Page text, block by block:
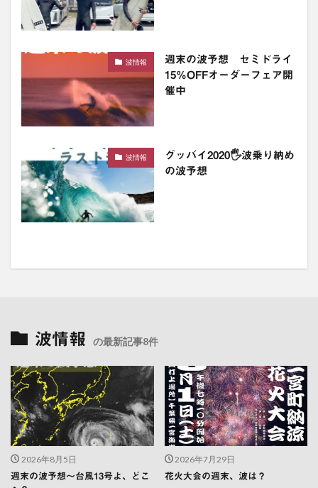
波情報
週末の波予想 セミドライ
15％OFFオーダーフェア開
催中
波情報
グッバイ2020🖐波乗り納め
の波予想
波情報 の最新記事8件
2026年8月5日
週末の波予想〜台風13号よ、どこ
2026年7月29日
花火大会の週末、波は？